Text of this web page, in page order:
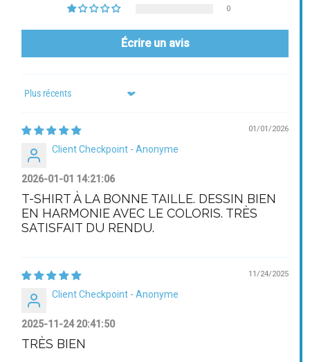
0
Écrire un avis
Sort by
01/01/2026
Client Checkpoint - Anonyme
2026-01-01 14:21:06
T-SHIRT À LA BONNE TAILLE. DESSIN BIEN
EN HARMONIE AVEC LE COLORIS. TRÈS
SATISFAIT DU RENDU.
11/24/2025
Client Checkpoint - Anonyme
2025-11-24 20:41:50
TRÈS BIEN